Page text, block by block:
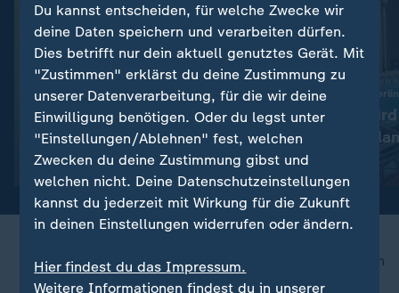
Fangschrecke breitet sich aus:
Mehr Sichtungen von
Gottesanbeterinnen als je
zuvor
mit Video 0:32
Pop-up-Freibad in
Volksbühne
"Volksbad":
Protest
mit Video
nach oben
Du kannst entscheiden, für welche Zwecke wir
deine Daten speichern und verarbeiten dürfen.
Dies betrifft nur dein aktuell genutztes Gerät. Mit
"Zustimmen" erklärst du deine Zustimmung zu
unserer Datenverarbeitung, für die wir deine
Einwilligung benötigen. Oder du legst unter
"Einstellungen/Ablehnen" fest, welchen
Zwecken du deine Zustimmung gibst und
welchen nicht. Deine Datenschutzeinstellungen
kannst du jederzeit mit Wirkung für die Zukunft
in deinen Einstellungen widerrufen oder ändern.
Hier findest du das Impressum.
Weitere Informationen findest du in unserer